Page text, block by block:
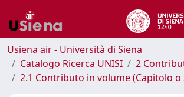
Usiena air - Università di Siena
Catalogo Ricerca UNISI
2
2.1 Contributo in volume (Capitolo o